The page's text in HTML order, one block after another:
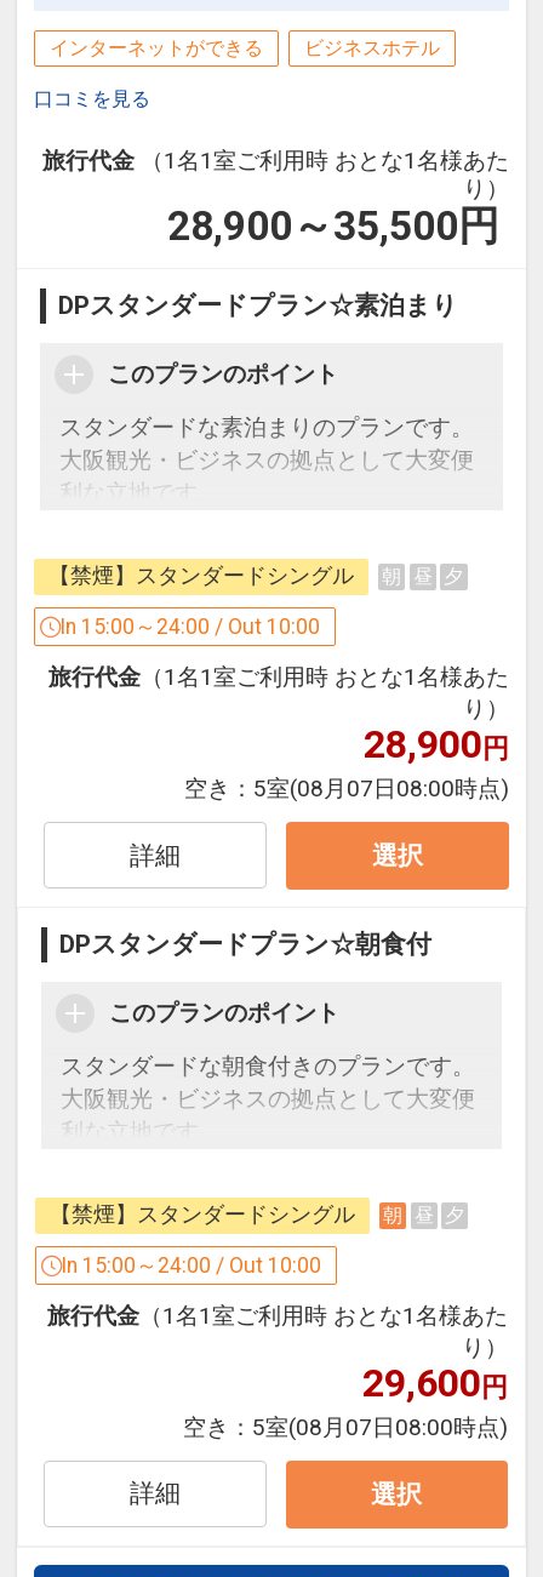
インターネットができる ビジネスホテル
口コミを見る
旅行代金
（1名1室ご利用時 おとな1名様あた
り）
28,900～35,500 円
DPスタンダードプラン☆素泊まり
このプランのポイント
スタンダードな素泊まりのプランです。
大阪観光・ビジネスの拠点として大変便
利な立地です。
ンドリーコーナーも完備で、急なご宿泊
や長期滞在の方にもオススメです。
■全館無料Wi-Fi完備
■チェックイン前の荷物預かり無料 ※チ
ェックアウト後は有料（1点につき500
■ロビーにはウェルカムドリンクをご用
意（14：00～24：00）
■館内設備：・電子レンジ・自動販売
■周辺施設：コンビニまで徒歩1分・スー
【アクセス情報】
・地下街「泉の広場」M14から徒歩約3
分
観光地までの目安時間（公共交通機関利
用）
・ユニバーサルシティ駅まで約20分
・通天閣まで約25分
・大阪城まで約15分
設定期間：2021年12月21日～2027年6
【禁煙】スタンダードシングル 朝 昼 夕
In 15:00～24:00 / Out 10:00
旅行代金 （1名1室ご利用時 おとな1名様あた
り）
28,900円
空き： 5室(08月07日08:00時点)
詳細 選択
DPスタンダードプラン☆朝食付
このプランのポイント
スタンダードな朝食付きのプランです。
大阪観光・ビジネスの拠点として大変便
利な立地です。
ンドリーコーナーも完備で、急なご宿泊
や長期滞在の方にもオススメです。
10：30
大阪名物の肉吸いや串カツ、定番の和洋
メニューも取り揃えたバラエティー豊か
な朝食をご用意。
新型コロナ感染対策もしっかりと行い提
供させていただきますのでご協力をお願
いいたします。
【禁煙】スタンダードシングル 朝 昼 夕
In 15:00～24:00 / Out 10:00
旅行代金 （1名1室ご利用時 おとな1名様あた
り）
29,600円
空き： 5室(08月07日08:00時点)
詳細 選択